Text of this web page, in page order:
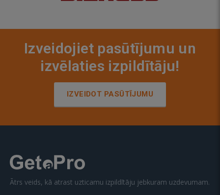
Izveidojiet pasūtījumu un
izvēlaties izpildītāju!
IZVEIDOT PASŪTĪJUMU
Ātrs veids, kā atrast uzticamu izpildītāju jebkuram uzdevumam.